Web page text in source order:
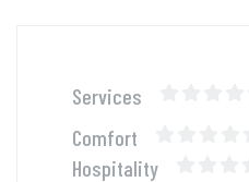
Services
Comfort
Hospitality